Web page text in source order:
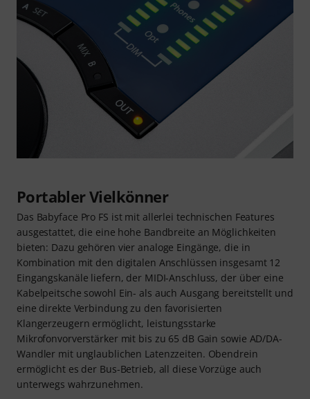
Portabler Vielkönner
Das Babyface Pro FS ist mit allerlei technischen Features
ausgestattet, die eine hohe Bandbreite an Möglichkeiten
bieten: Dazu gehören vier analoge Eingänge, die in
Kombination mit den digitalen Anschlüssen insgesamt 12
Eingangskanäle liefern, der MIDI-Anschluss, der über eine
Kabelpeitsche sowohl Ein- als auch Ausgang bereitstellt und
eine direkte Verbindung zu den favorisierten
Klangerzeugern ermöglicht, leistungsstarke
Mikrofonvorverstärker mit bis zu 65 dB Gain sowie AD/DA-
Wandler mit unglaublichen Latenzzeiten. Obendrein
ermöglicht es der Bus-Betrieb, all diese Vorzüge auch
unterwegs wahrzunehmen.